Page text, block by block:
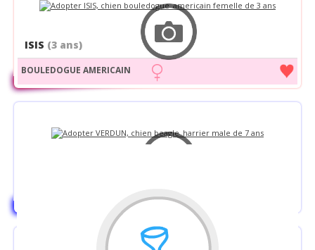
ISIS (3 ans)
BOULEDOGUE AMERICAIN